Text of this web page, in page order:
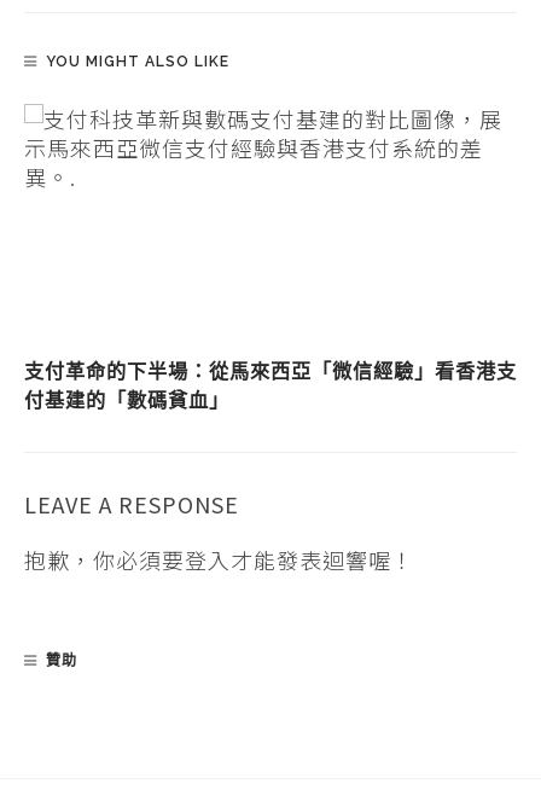
YOU MIGHT ALSO LIKE
支付革命的下半場：從馬來西亞「微信經驗」看香港支
付基建的「數碼貧血」
LEAVE A RESPONSE
抱歉，你必須要登入才能發表迴響喔！
贊助